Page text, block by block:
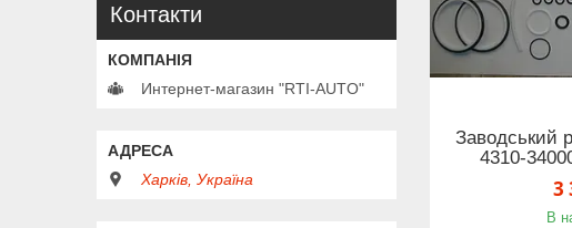
Заводський
4310-
3
В
Контакти
Интернет-магазин "RTI-AUTO"
Харків, Україна